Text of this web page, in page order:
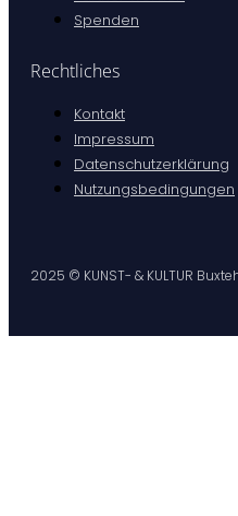
Spenden
Rechtliches
Kontakt
Impressum
Datenschutzerklärung
Nutzungsbedingungen
2025 © KUNST- & KULTUR